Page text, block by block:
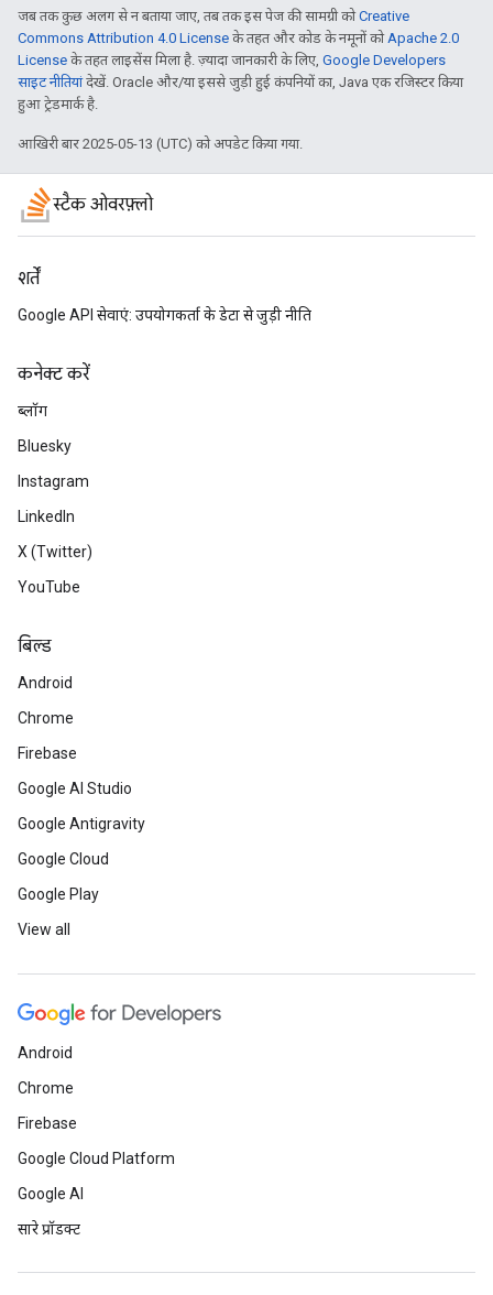
जब तक कुछ अलग से न बताया जाए, तब तक इस पेज की सामग्री कोCreative
Commons Attribution 4.0 License के तहत और कोड के नमूनों कोApache 2.0
License के तहत लाइसेंस मिला है. ज़्यादा जानकारी के लिए, Google Developers
साइट नीतियांदेखें. Oracle और/या इससे जुड़ी हुई कंपनियों का, Java एक रजिस्टर किया
हुआ ट्रेडमार्क है.
आखिरी बार 2025-05-13 (UTC) को अपडेट किया गया.
स्टैक ओवरफ़्लो
शर्तें
Google API सेवाएं: उपयोगकर्ता के डेटा से जुड़ी नीति
कनेक्ट करें
ब्लॉग
Bluesky
Instagram
LinkedIn
X (Twitter)
YouTube
बिल्ड
Android
Chrome
Firebase
Google AI Studio
Google Antigravity
Google Cloud
Google Play
View all
Android
Chrome
Firebase
Google Cloud Platform
Google AI
सारे प्रॉडक्ट